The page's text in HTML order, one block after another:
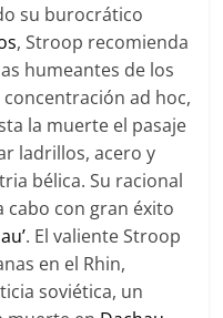
su burocrático
, Stroop recomienda
humeantes de los
concentración ad hoc,
la muerte el pasaje
ladrillos, acero y
bélica. Su racional
cabo con gran éxito
. El valiente Stroop
en el Rhin,
soviética, un